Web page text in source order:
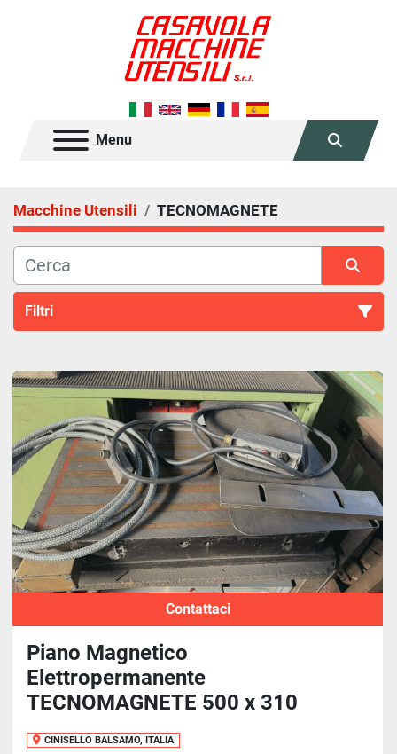
Menu
Cerca
Macchine Utensili TECNOMAGNETE
Filtri
Ordina per
Contattaci
Piano Magnetico
Elettropermanente
TECNOMAGNETE 500 x 310
CINISELLO BALSAMO, ITALIA